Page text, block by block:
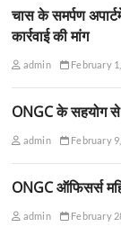
चास के समर्पण
कार्रवाई की मांग
admin February
ONGC के सहयोग
admin February
ONGC ऑफिसर्स
admin February